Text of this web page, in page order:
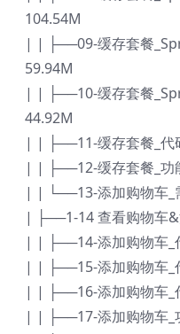
104.54M
| | ├──09-缓存套餐
59.94M
| | ├──10-缓存套餐
44.92M
| | ├──11-缓存套餐_代
| | ├──12-缓存套餐_功
| | └──13-添加购物车_
| ├──1-14 查看购物车
| | ├──14-添加购物车_
| | ├──15-添加购物车_
| | ├──16-添加购物车_
| | ├──17-添加购物车_